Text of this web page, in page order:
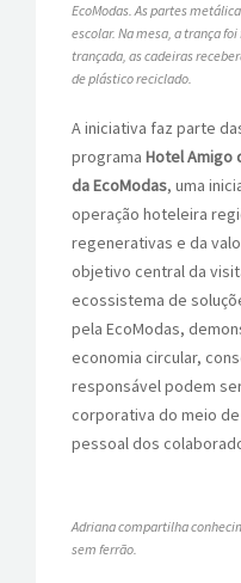
EcoModas. As partes
escolar. Na mesa, a trança
trançada, as cadeiras
de plástico reciclado.
A iniciativa faz parte
programa Hotel Amigo
da EcoModas, uma
operação hoteleira
regenerativas e da
objetivo central da
ecossistema de
pela EcoModas,
economia circular,
responsável podem
corporativa do meio
pessoal dos
Adriana compartilha
sem ferrão.